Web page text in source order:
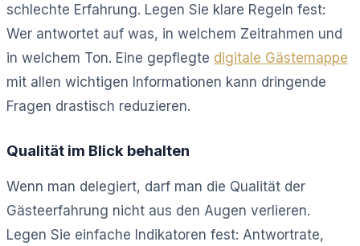
schlechte Erfahrung. Legen Sie klare Regeln fest:
Wer antwortet auf was, in welchem Zeitrahmen und
in welchem Ton. Eine gepflegte digitale Gästemappe
mit allen wichtigen Informationen kann dringende
Fragen drastisch reduzieren.
Qualität im Blick behalten
Wenn man delegiert, darf man die Qualität der
Gästeerfahrung nicht aus den Augen verlieren.
Legen Sie einfache Indikatoren fest: Antwortrate,